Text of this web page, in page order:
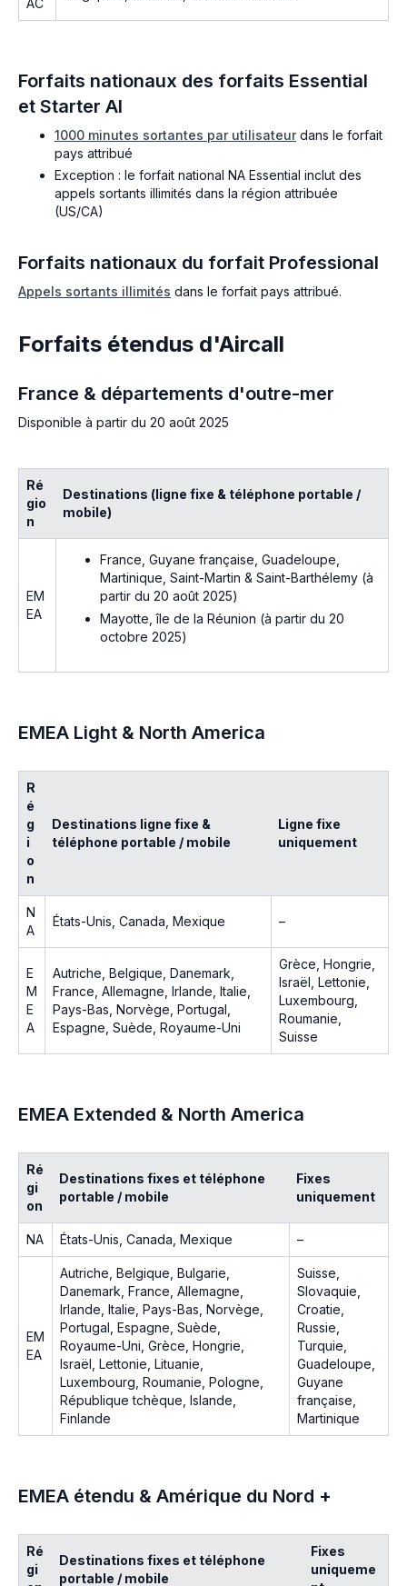
Forfaits nationaux des forfaits Essential
et Starter AI
1000 minutes sortantes par utilisateurdans le forfait
pays attribué
Exception : le forfait national NA Essential inclut des
appels sortants illimités dans la région attribuée
(US/CA)
Forfaits nationaux du forfait Professional
Appels sortants illimités dans le forfait pays attribué.
Forfaits étendus d'Aircall
France & départements d'outre-mer
Disponible à partir du 20 août 2025
Ré
gio
n
Destinations (ligne fixe & téléphone portable /
mobile)
EM
EA
France, Guyane française, Guadeloupe,
Martinique, Saint-Martin & Saint-Barthélemy (à
partir du 20 août 2025)
Mayotte, île de la Réunion (à partir du 20
octobre 2025)
EMEA Light & North America
R
é
g
i
o
n
Destinations ligne fixe &
téléphone portable / mobile
Ligne fixe
uniquement
N
A
États-Unis, Canada, Mexique –
E
M
E
A
Autriche, Belgique, Danemark,
France, Allemagne, Irlande, Italie,
Pays-Bas, Norvège, Portugal,
Espagne, Suède, Royaume-Uni
Grèce, Hongrie,
Israël, Lettonie,
Luxembourg,
Roumanie,
Suisse
EMEA Extended & North America
Ré
gi
on
Destinations fixes et téléphone
portable / mobile
Fixes
uniquement
NA États-Unis, Canada, Mexique –
EM
EA
Autriche, Belgique, Bulgarie,
Danemark, France, Allemagne,
Irlande, Italie, Pays-Bas, Norvège,
Portugal, Espagne, Suède,
Royaume-Uni, Grèce, Hongrie,
Israël, Lettonie, Lituanie,
Luxembourg, Roumanie, Pologne,
République tchèque, Islande,
Finlande
Suisse,
Slovaquie,
Croatie,
Russie,
Turquie,
Guadeloupe,
Guyane
française,
Martinique
EMEA étendu & Amérique du Nord +
Ré
gi
Destinations fixes et téléphone
portable / mobile
Fixes
uniqueme